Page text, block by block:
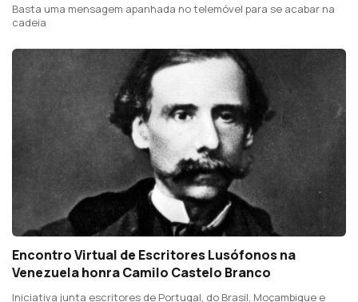
Basta uma mensagem apanhada no telemóvel para se acabar na
cadeia
Encontro Virtual de Escritores Lusófonos na
Venezuela honra Camilo Castelo Branco
Iniciativa junta escritores de Portugal, do Brasil, Moçambique e